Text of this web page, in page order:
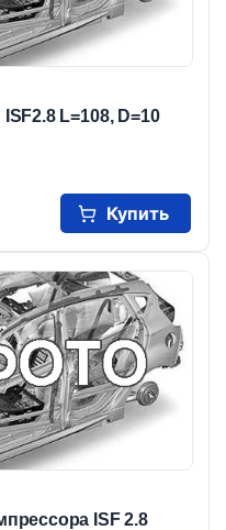
L=108, D=10
Купить
ISF 2.8